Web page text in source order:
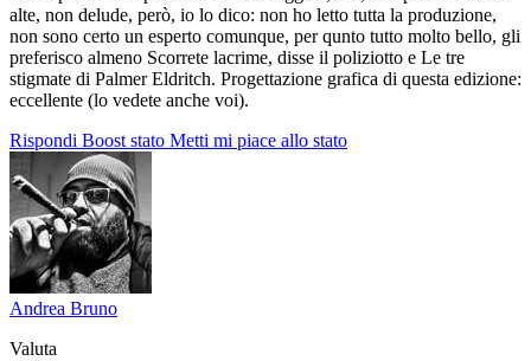
alte, non delude, però, io lo dico: non ho letto tutta la produzione,
non sono certo un esperto comunque, per qunto tutto molto bello, gli
preferisco almeno Scorrete lacrime, disse il poliziotto e Le tre
stigmate di Palmer Eldritch. Progettazione grafica di questa edizione:
eccellente (lo vedete anche voi).
Rispondi Boost stato Metti mi piace allo stato
Andrea Bruno
Valuta